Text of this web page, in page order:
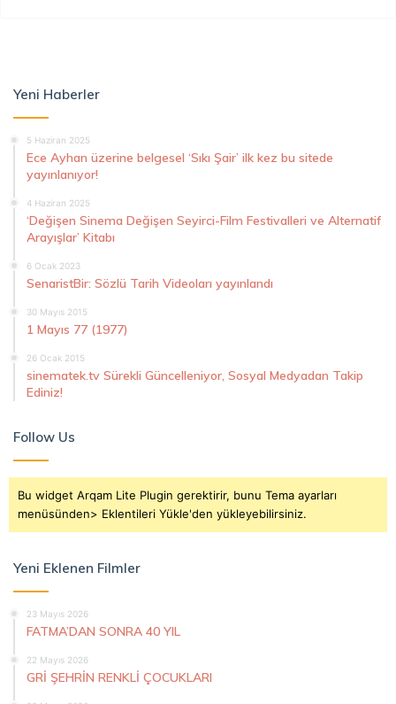
Yeni Haberler
5 Haziran 2025
Ece Ayhan üzerine belgesel ‘Sıkı Şair’ ilk kez bu sitede
yayınlanıyor!
4 Haziran 2025
‘Değişen Sinema Değişen Seyirci-Film Festivalleri ve Alternatif
Arayışlar’ Kitabı
6 Ocak 2023
SenaristBir: Sözlü Tarih Videoları yayınlandı
30 Mayıs 2015
1 Mayıs 77 (1977)
26 Ocak 2015
sinematek.tv Sürekli Güncelleniyor, Sosyal Medyadan Takip
Ediniz!
Follow Us
Bu widget Arqam Lite Plugin gerektirir, bunu Tema ayarları
menüsünden> Eklentileri Yükle'den yükleyebilirsiniz.
Yeni Eklenen Filmler
23 Mayıs 2026
FATMA’DAN SONRA 40 YIL
22 Mayıs 2026
GRİ ŞEHRİN RENKLİ ÇOCUKLARI